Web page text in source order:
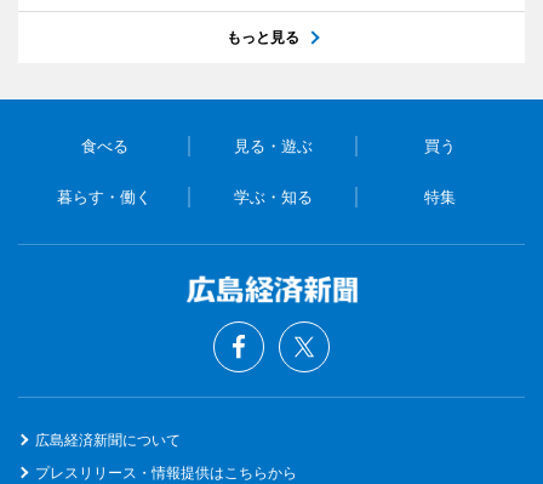
もっと見る
食べる 見る・遊ぶ 買う
暮らす・働く 学ぶ・知る 特集
広島経済新聞について
プレスリリース・情報提供はこちらから